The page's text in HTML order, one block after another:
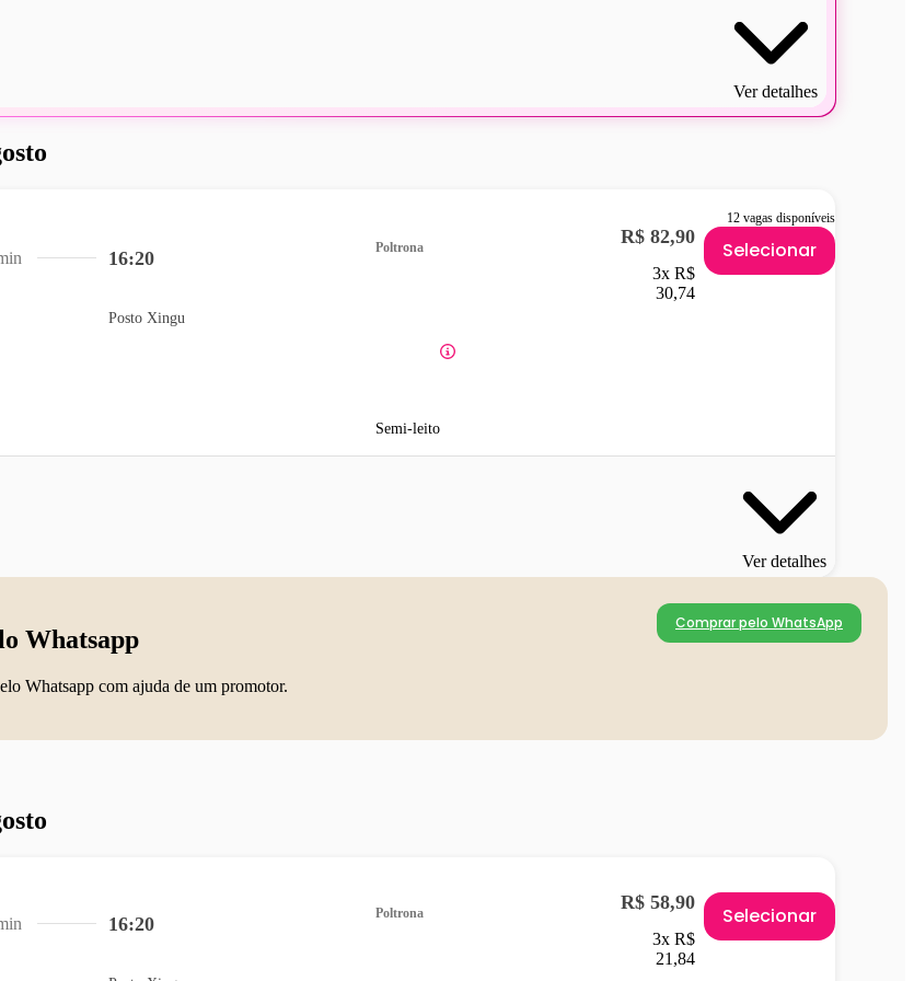
Ver detalhes
12 vagas disponíveis
16:20
Posto Xingu
Poltrona
Semi-leito
R$ 82,90
3x R$
30,74
Selecionar
Ver detalhes
Whatsapp
Whatsapp com ajuda de um promotor.
Comprar pelo WhatsApp
16:20 Poltrona R$ 58,90
3x R$
21,84
Selecionar